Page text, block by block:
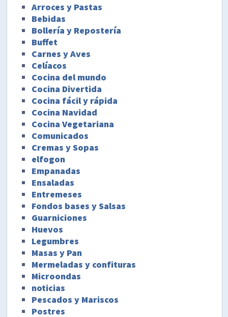
Arroces y Pastas
Bebidas
Bollería y Repostería
Buffet
Carnes y Aves
Celíacos
Cocina del mundo
Cocina Divertida
Cocina fácil y rápida
Cocina Navidad
Cocina Vegetariana
Comunicados
Cremas y Sopas
elfogon
Empanadas
Ensaladas
Entremeses
Fondos bases y Salsas
Guarniciones
Huevos
Legumbres
Masas y Pan
Mermeladas y confituras
Microondas
noticias
Pescados y Mariscos
Postres